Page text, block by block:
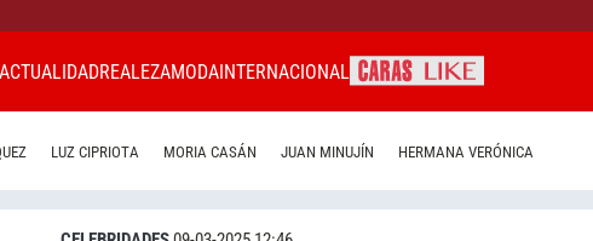
ACTUALIDADREALEZAMODAINTERNACIONAL
LUZ CIPRIOTA MORIA CASÁN JUAN MINUJÍN HERMANA VERÓNICA